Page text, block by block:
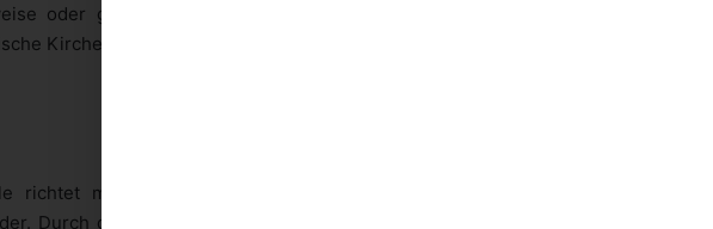
oder ganz selbst finanzieren. Oft sind die Träger Elterninitiativen,
Kirchen. Jedoch gibt es ebenso staatliche Schule, welche Montessori-
richtet man sich nach den individuellen Talenten, Begabungen und
Durch die Methoden soll das eigenständige Denken und Handeln der